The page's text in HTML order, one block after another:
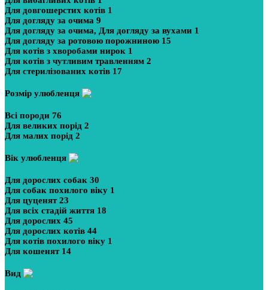
Для довгошерстих котів 1
Для догляду за очима 9
Для догляду за очима, Для догляду за вухами 1
Для догляду за ротовою порожниною 15
Для котів з хворобами нирок 1
Для котів з чутливим травленням 2
Для стерилізованих котів 17
Розмір улюбленця
Всі породи 76
Для великих порід 2
Для малих порід 2
Вік улюбленця
Для дорослих собак 30
Для собак похилого віку 1
Для цуценят23
Для всіх стадій життя 18
Для дорослих 45
Для дорослих котів 44
Для котів похилого віку 1
Для кошенят 14
Вид